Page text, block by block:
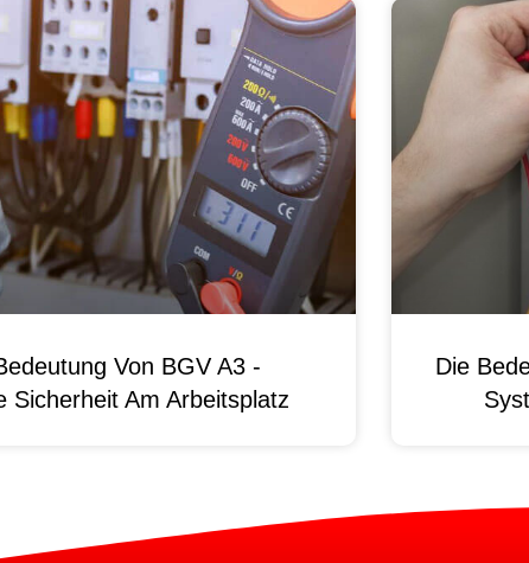
Von BGV A3 -
Sicherheit Am Arbeitsplatz
Die